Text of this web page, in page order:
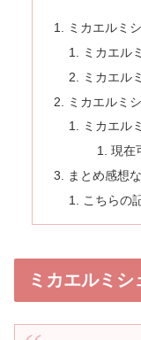
ミカエルミ
ミカエル
ミカエル
ミカエルミ
ミカエル
現在
まとめ感想
こちらの
ミカエルミ